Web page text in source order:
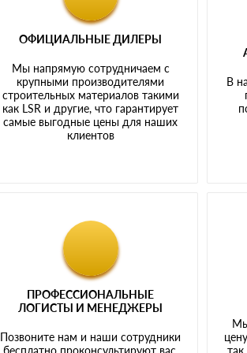
ОФИЦИАЛЬНЫЕ ДИЛЕРЫ
Мы напрямую сотрудничаем с
крупными производителями
строительных материалов такими
как LSR и другие, что гарантирует
самые выгодные цены для наших
клиентов
В
ПРОФЕССИОНАЛЬНЫЕ
ЛОГИСТЫ И МЕНЕДЖЕРЫ
Позвоните нам и наши сотрудники
бесплатно проконсультируют вас,